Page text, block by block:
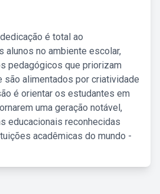
é total ao
alunos no ambiente escolar,
pedagógicos que priorizam
são alimentados por criatividade
é orientar os estudantes em
uma geração notável,
educacionais reconhecidas
acadêmicas do mundo -